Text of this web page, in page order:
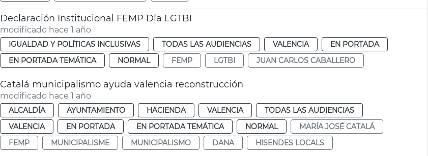
Declaración Institucional FEMP Día LGTBI
modificado hace 1 año
IGUALDAD Y POLÍTICAS INCLUSIVAS TODAS LAS AUDIENCIAS VALENCIA
EN PORTADA
EN PORTADA TEMÁTICA
NORMAL FEMP LGTBI JUAN CARLOS CABALLERO
Catalá municipalismo ayuda valencia reconstrucción
modificado hace 1 año
ALCALDÍA AYUNTAMIENTO HACIENDA VALENCIA
TODAS LAS AUDIENCIAS
VALENCIA
EN PORTADA EN PORTADA TEMÁTICA NORMAL
MARÍA JOSÉ CATALÁ
FEMP
MUNICIPALISME MUNICIPALISMO DANA HISENDES LOCALS